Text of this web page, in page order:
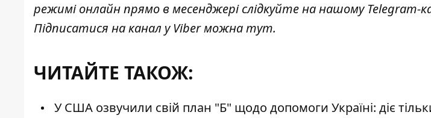
режимі онлайн прямо в месенджері слідкуйте на нашому Telegram-
Підписатися на канал у Viber можнатут.
ЧИТАЙТЕ ТАКОЖ:
У США озвучили свій план "Б" щодо допомоги Україні: діє тільки